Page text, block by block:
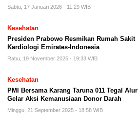
Sabtu, 17 Januari 2026 - 11:29 WIB
Kesehatan
Presiden Prabowo Resmikan Rumah Sakit
Kardiologi Emirates-Indonesia
Rabu, 19 November 2025 - 19:33 WIB
Kesehatan
PMI Bersama Karang Taruna 011 Tegal Alur
Gelar Aksi Kemanusiaan Donor Darah
Minggu, 21 September 2025 - 18:58 WIB